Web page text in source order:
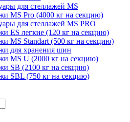
для стеллажей MS
MS Pro (4000 кг на секцию)
для стеллажей MS PRO
ES легкие (120 кг на секцию)
MS Standart (500 кг на секцию)
для хранения шин
MS U (2000 кг на секцию)
SB (2100 кг на секцию)
SBL (750 кг на секцию)